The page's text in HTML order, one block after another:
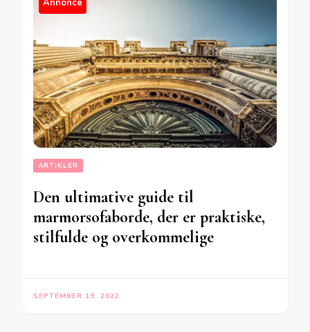
Annonce
ARTIKLER
Den ultimative guide til
marmorsofaborde, der er praktiske,
stilfulde og overkommelige
SEPTEMBER 19, 2022